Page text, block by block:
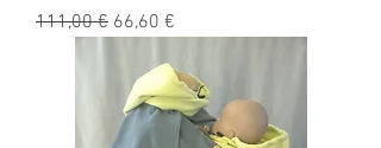
Prix original
111,00 € Prix promotionnel
66,60 €